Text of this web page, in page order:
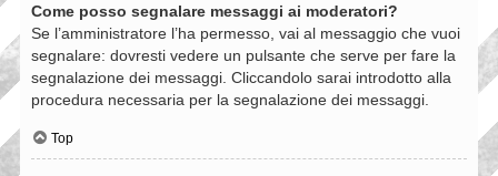
Come posso segnalare messaggi ai moderatori?
Se l’amministratore l’ha permesso, vai al messaggio che vuoi
segnalare: dovresti vedere un pulsante che serve per fare la
segnalazione dei messaggi. Cliccandolo sarai introdotto alla
procedura necessaria per la segnalazione dei messaggi.
Top